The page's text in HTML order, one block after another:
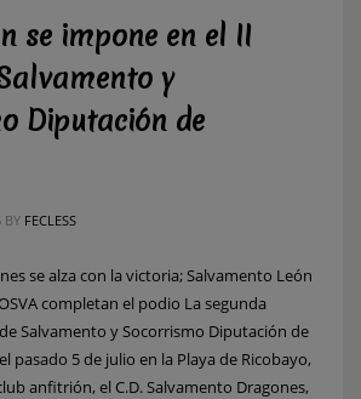
se impone en el II
y
Diputación de
BY FECLESS
se alza con la victoria; Salvamento León
completan el podio La segunda
Salvamento y Socorrismo Diputación de
pasado 5 de julio en la Playa de Ricobayo,
anfitrión, el C.D. Salvamento Dragones,